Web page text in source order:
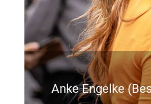
Bjarne Mädel (Geliefert &